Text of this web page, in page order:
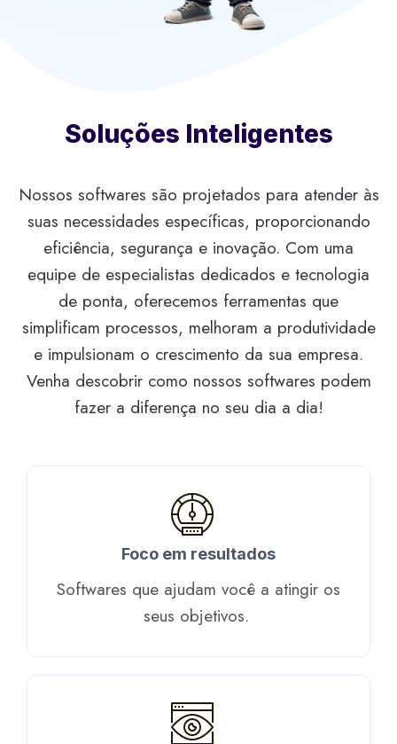
Soluções Inteligentes
Nossos softwares são projetados para atender às
suas necessidades específicas, proporcionando
eficiência, segurança e inovação. Com uma
equipe de especialistas dedicados e tecnologia
de ponta, oferecemos ferramentas que
simplificam processos, melhoram a produtividade
e impulsionam o crescimento da sua empresa.
Venha descobrir como nossos softwares podem
fazer a diferença no seu dia a dia!
Foco em resultados
Softwares que ajudam você a atingir os
seus objetivos. ​